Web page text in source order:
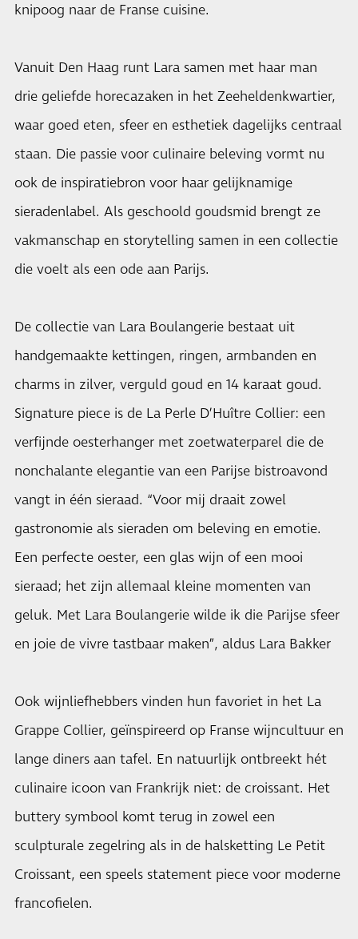
knipoog naar de Franse cuisine.
Vanuit Den Haag runt Lara samen met haar man
drie geliefde horecazaken in het Zeeheldenkwartier,
waar goed eten, sfeer en esthetiek dagelijks centraal
staan. Die passie voor culinaire beleving vormt nu
ook de inspiratiebron voor haar gelijknamige
sieradenlabel. Als geschoold goudsmid brengt ze
vakmanschap en storytelling samen in een collectie
die voelt als een ode aan Parijs.
De collectie van Lara Boulangerie bestaat uit
handgemaakte kettingen, ringen, armbanden en
charms in zilver, verguld goud en 14 karaat goud.
Signature piece is de La Perle D’Huître Collier: een
verfijnde oesterhanger met zoetwaterparel die de
nonchalante elegantie van een Parijse bistroavond
vangt in één sieraad. “Voor mij draait zowel
gastronomie als sieraden om beleving en emotie.
Een perfecte oester, een glas wijn of een mooi
sieraad; het zijn allemaal kleine momenten van
geluk. Met Lara Boulangerie wilde ik die Parijse sfeer
en joie de vivre tastbaar maken”, aldus Lara Bakker
Ook wijnliefhebbers vinden hun favoriet in het La
Grappe Collier, geïnspireerd op Franse wijncultuur en
lange diners aan tafel. En natuurlijk ontbreekt hét
culinaire icoon van Frankrijk niet: de croissant. Het
buttery symbool komt terug in zowel een
sculpturale zegelring als in de halsketting Le Petit
Croissant, een speels statement piece voor moderne
francofielen.